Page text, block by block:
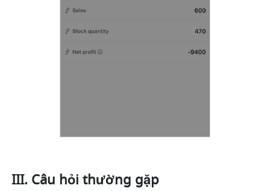
III. Câu hỏi thường gặp